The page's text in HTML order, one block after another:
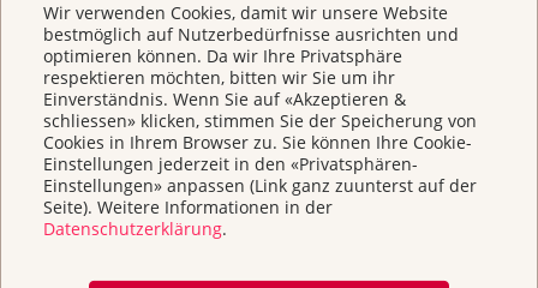
Wir verwenden Cookies, damit wir unsere Website
bestmöglich auf Nutzerbedürfnisse ausrichten und
optimieren können. Da wir Ihre Privatsphäre
respektieren möchten, bitten wir Sie um ihr
Einverständnis. Wenn Sie auf «Akzeptieren &
schliessen» klicken, stimmen Sie der Speicherung von
Cookies in Ihrem Browser zu. Sie können Ihre Cookie-
Einstellungen jederzeit in den «Privatsphären-
Einstellungen» anpassen (Link ganz zuunterst auf der
Seite). Weitere Informationen in der
Datenschutzerklärung.
Forschung fördern
Helfen Sie
Kurse